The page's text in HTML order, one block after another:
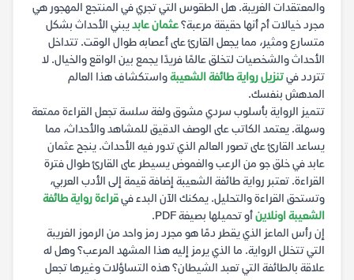
والمعتقدات الغريبة. هل الطقوس التي تجري في المنتجع المهجور هي
مجرد خيالات أم أنها حقيقة مرعبة؟عثمان عابديبني الأحداث بشكل
متسارع ومثير، مما يجعل القارئ على أعصابه طوال الوقت. تتداخل
الأحداث والشخصيات لتخلق عالمًا فريدًا يجمع بين الواقع والخيال. لا
تتردد فيتنزيل رواية طائفة الشعيبةواستكشاف هذا العالم
المدهش بنفسك.
تتميز الرواية بأسلوب سردي مشوق ولغة سلسة تجعل القراءة ممتعة
وسهلة. يعتمد الكاتب على الوصف الدقيق للمشاهد والأحداث، مما
يساعد القارئ على تصور العالم الذي تدور فيه الأحداث. ينجح عثمان
عابد في خلق جو من الرعب والغموض يسيطر على القارئ طوال فترة
القراءة. تعتبر رواية طائفة الشعيبة إضافة قيمة إلى الأدب العربي،
وتستحق القراءة والتحليل. يمكنك الآن البدء فيقراءة رواية طائفة
الشعيبة اونلاينأو تحميلها بصيغة PDF.
إن رأس الماعز الذي يقطر دمًا هو مجرد رمز واحد من الرموز الغريبة
التي تتخلل الرواية. ما الذي يرمز إليه هذا المشهد المرعب؟ وهل له
علاقة بالطائفة التي تعبد الشيطان؟ هذه التساؤلات وغيرها تجعل